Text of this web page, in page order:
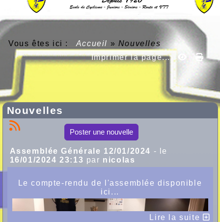
Vous êtes ici : Accueil » Nouvelles
Imprimer la page...
Nouvelles
Poster une nouvelle
Assemblée Générale 12/01/2024 - le
16/01/2024 23:13 par nicolas
Le compte-rendu de l'assemblée disponible
ici...
Lire la suite